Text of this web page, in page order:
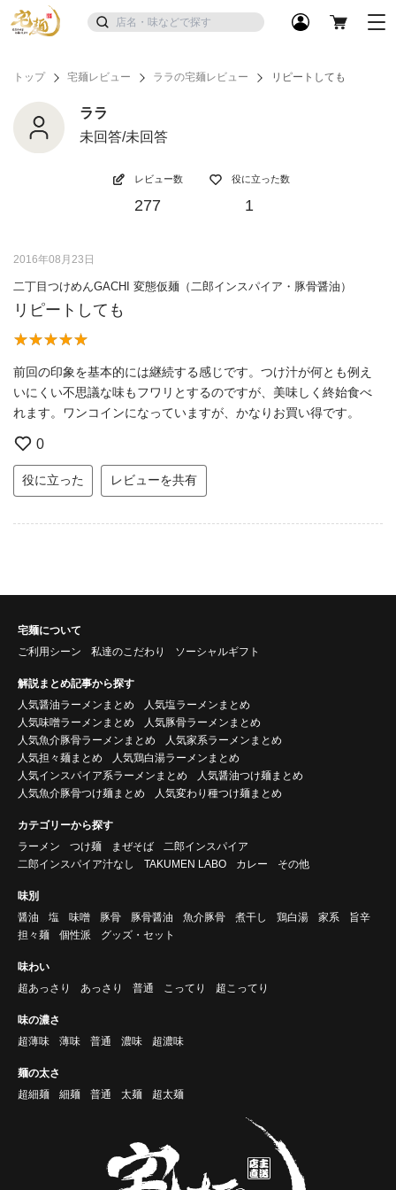
トップ 宅麺レビュー ララの宅麺レビュー リピートしても
ララ
未回答/未回答
レビュー数
277
役に立った数
1
2016年08月23日
二丁目つけめんGACHI 変態仮麺（二郎インスパイア・豚骨醤油）
リピートしても
前回の印象を基本的には継続する感じです。つけ汁が何とも例え
いにくい不思議な味もフワリとするのですが、美味しく終始食べ
れます。ワンコインになっていますが、かなりお買い得です。
0
役に立った レビューを共有
宅麺について
ご利用シーン
私達のこだわり ソーシャルギフト
解説まとめ記事から探す
人気醤油ラーメンまとめ
人気塩ラーメンまとめ
人気味噌ラーメンまとめ
人気豚骨ラーメンまとめ
人気魚介豚骨ラーメンまとめ
人気家系ラーメンまとめ
人気担々麺まとめ
人気鶏白湯ラーメンまとめ
人気インスパイア系ラーメンまとめ
人気醤油つけ麺まとめ
人気魚介豚骨つけ麺まとめ
人気変わり種つけ麺まとめ
カテゴリーから探す
ラーメン
つけ麺 まぜそば
二郎インスパイア
二郎インスパイア汁なし
TAKUMEN LABO カレー その他
味別
醤油
塩 味噌 豚骨 豚骨醤油 魚介豚骨 煮干し 鶏白湯 家系
旨辛
担々麺
個性派 グッズ・セット
味わい
超あっさり
あっさり 普通 こってり 超こってり
味の濃さ
超薄味
薄味 普通 濃味 超濃味
麺の太さ
超細麺
細麺 普通 太麺 超太麺